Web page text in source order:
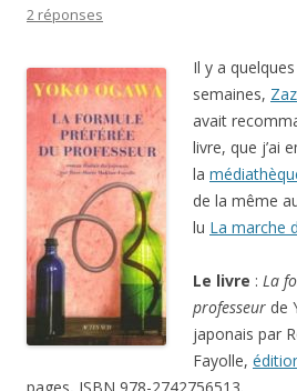
2 réponses
Il y a quelques
semaines,
avait
livre, que j’ai
la
de la même
lu La marche
Le livre : La
professeur de
japonais par
Fayolle,